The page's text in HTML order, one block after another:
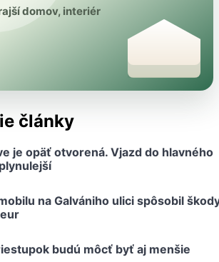
domov, interiér
články
je opäť otvorená. Vjazd do hlavného
na Galvániho ulici spôsobil
budú môcť byť aj menšie